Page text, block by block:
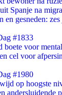
Spanje na
en gesneden:
#1833
voor
cel voor
#1980
op hoogste
andersluidende